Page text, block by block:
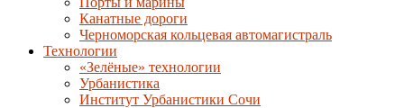
Канатные дороги
Черноморская кольцевая автомагистраль
Технологии
«Зелёные» технологии
Урбанистика
Институт Урбанистики Сочи